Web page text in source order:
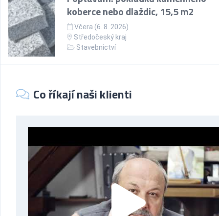
koberce nebo dlaždic, 15,5 m2
Včera (6. 8. 2026)
Středočeský kraj
Stavebnictví
Co říkají naši klienti